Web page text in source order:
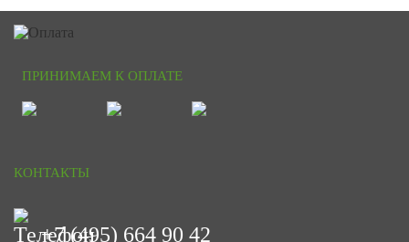
ПРИНИМАЕМ К ОПЛАТЕ
КОНТАКТЫ
+7 (495) 664 90 42